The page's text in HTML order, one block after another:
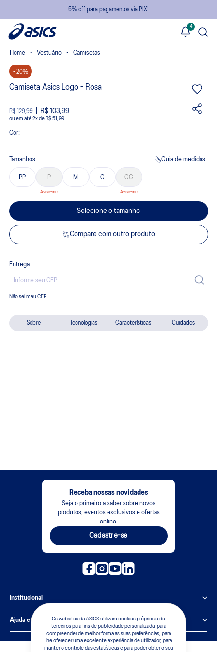
5% off para pagamentos via PIX!
4
Os websites da ASICS utilizam cookies próprios e de
terceiros para fins de publicidade personalizada, para
compreender de melhor forma as suas preferências, para
lhe oferecer uma excelente experiência de utilizador, para
manter o controle das estatísticas e para poder obter o seu
Sobre Tecnologias Características Cuidados
Vestuário Camisetas
- 20%
Camiseta Asics Logo - Rosa
R$ 129,99 R$ 103,99
ou 2xde R$ 51,99
Cor:
Tamanhos Guia de medidas
PP P M G GG
Selecione o tamanho
Compare com outro produto
Entrega
Não sei meu CEP
Receba nossas novidades
Seja o primeiro a saber sobre novos
produtos, eventos exclusivos e ofertas
online.
Cadastre-se
Institucional
Política de Privacidade
Sobre a ASICS
Ajuda e suporte
Central de Relacionamento